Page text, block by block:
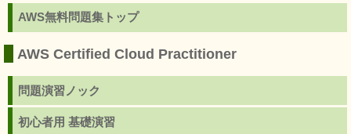
AWS無料問題集トップ
AWS Certified Cloud Practitioner
問題演習ノック
初心者用 基礎演習